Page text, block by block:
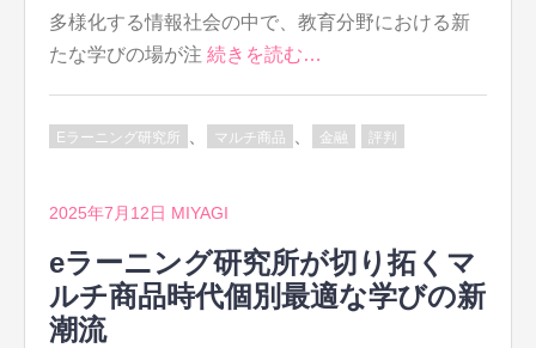
多様化する情報社会の中で、教育分野における新
たな学びの場が注 続きを読む…
Eラーニング研究所 マルチ商品 金融 評判
2025年7月12日 MIYAGI
eラーニング研究所が切り拓くマ
ルチ商品時代個別最適な学びの新
潮流